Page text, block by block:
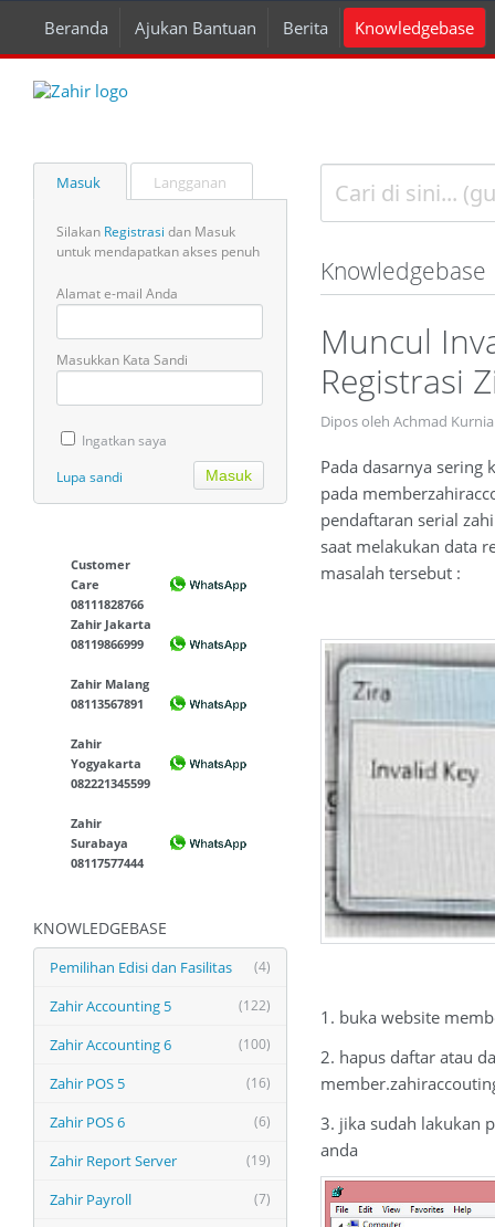
Beranda Ajukan Bantuan Berita Knowledgebase
Masuk Langganan
Silakan Registrasi dan Masuk
untuk mendapatkan akses penuh
Alamat e-mail Anda
Masukkan Kata Sandi
Ingatkan saya
Lupa sandi
Customer
Care
08111828766
Zahir Jakarta
08119866999
Zahir Malang
08113567891
Zahir
Yogyakarta
082221345599
Zahir
Surabaya
08117577444
KNOWLEDGEBASE
(4)
Pemilihan Edisi dan Fasilitas
(122)
Zahir Accounting 5
(100)
Zahir Accounting 6
(16)
Zahir POS 5
(6)
Zahir POS 6
(19)
Zahir Report Server
(7)
Zahir Payroll
Knowledgebase
Muncul
Registrasi
Dipos oleh Achmad
Pada dasarnya sering
pada
pendaftaran serial
saat melakukan data
masalah tersebut :
1. buka website
2. hapus daftar atau
3. jika sudah lakukan
anda